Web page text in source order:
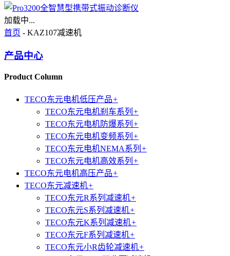
加载中...
首页 - KAZ107减速机
产品中心
Product Column
TECO东元电机低压产品+
TECO东元电机刹车系列 +
TECO东元电机防爆系列 +
TECO东元电机变频系列 +
TECO东元电机NEMA系列 +
TECO东元电机高效系列 +
TECO东元电机高压产品+
TECO东元减速机+
TECO东元R系列减速机+
TECO东元S系列减速机+
TECO东元K系列减速机+
TECO东元F系列减速机+
TECO东元小R齿轮减速机+